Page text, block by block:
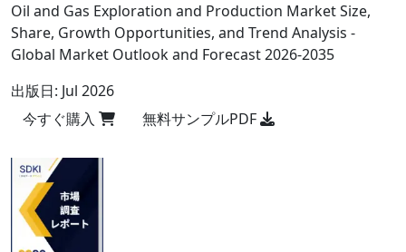
Oil and Gas Exploration and Production Market Size,
Share, Growth Opportunities, and Trend Analysis -
Global Market Outlook and Forecast 2026-2035
出版日: Jul 2026
今すぐ購入
無料サンプルPDF